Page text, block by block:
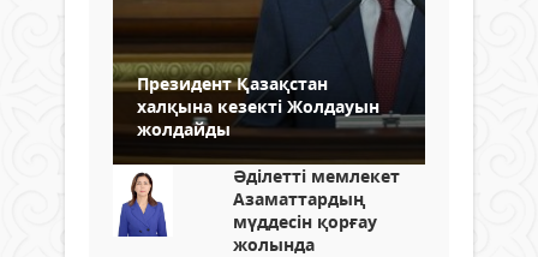
Президент Қазақстан
халқына кезекті Жолдауын
жолдайды
Әділетті мемлекет
Азаматтардың
мүддесін қорғау
жолында